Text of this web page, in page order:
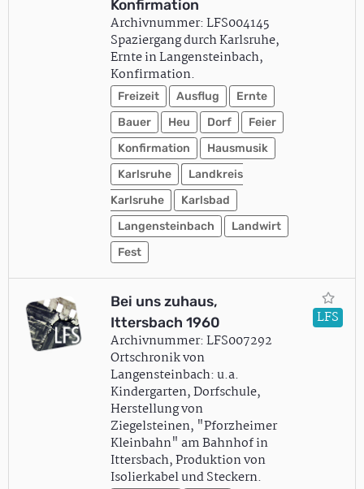
Konfirmation
Archivnummer: LFS004145
Spaziergang durch Karlsruhe,
Ernte in Langensteinbach,
Konfirmation.
Freizeit Ausflug
Ernte
Bauer
Heu Dorf
Feier
Konfirmation
Hausmusik
Karlsruhe
Landkreis
Karlsruhe
Karlsbad
Langensteinbach
Landwirt
Fest
Bei uns zuhaus,
Ittersbach 1960
Archivnummer: LFS007292
Ortschronik von
Langensteinbach: u.a.
Kindergarten, Dorfschule,
Herstellung von
Ziegelsteinen, "Pforzheimer
Kleinbahn" am Bahnhof in
Ittersbach, Produktion von
Isolierkabel und Steckern.
LFS